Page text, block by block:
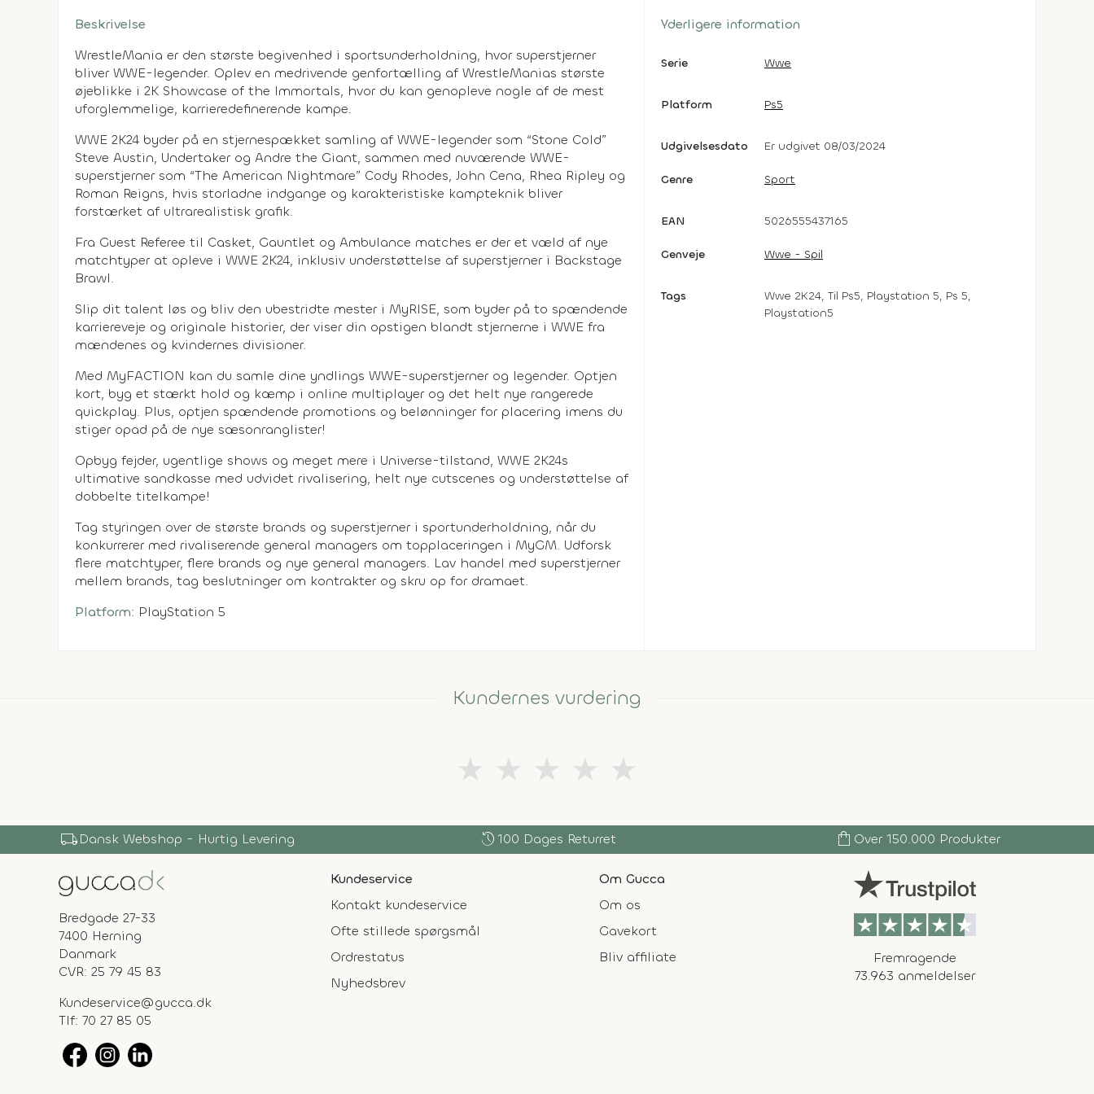
Beskrivelse
WrestleMania er den største begivenhed i sportsunderholdning, hvor superstjerner
bliver WWE-legender. Oplev en medrivende genfortælling af WrestleManias største
øjeblikke i 2K Showcase of the Immortals, hvor du kan genopleve nogle af de mest
uforglemmelige, karrieredefinerende kampe.
WWE 2K24 byder på en stjernespækket samling af WWE-legender som “Stone Cold”
Steve Austin, Undertaker og Andre the Giant, sammen med nuværende WWE-
superstjerner som “The American Nightmare” Cody Rhodes, John Cena, Rhea Ripley og
Roman Reigns, hvis storladne indgange og karakteristiske kampteknik bliver
forstærket af ultrarealistisk grafik.
Fra Guest Referee til Casket, Gauntlet og Ambulance matches er der et væld af nye
matchtyper at opleve i WWE 2K24, inklusiv understøttelse af superstjerner i Backstage
Brawl.
Slip dit talent løs og bliv den ubestridte mester i MyRISE, som byder på to spændende
karriereveje og originale historier, der viser din opstigen blandt stjernerne i WWE fra
mændenes og kvindernes divisioner.
Med MyFACTION kan du samle dine yndlings WWE-superstjerner og legender. Optjen
kort, byg et stærkt hold og kæmp i online multiplayer og det helt nye rangerede
quickplay. Plus, optjen spændende promotions og belønninger for placering imens du
stiger opad på de nye sæsonranglister!
Opbyg fejder, ugentlige shows og meget mere i Universe-tilstand, WWE 2K24s
ultimative sandkasse med udvidet rivalisering, helt nye cutscenes og understøttelse af
dobbelte titelkampe!
Tag styringen over de største brands og superstjerner i sportunderholdning, når du
konkurrerer med rivaliserende general managers om topplaceringen i MyGM. Udforsk
flere matchtyper, flere brands og nye general managers. Lav handel med superstjerner
mellem brands, tag beslutninger om kontrakter og skru op for dramaet.
Platform: PlayStation 5
Yderligere information
Serie Wwe
Platform Ps5
Udgivelsesdato Er udgivet 08/03/2024
Genre Sport
EAN 5026555437165
Genveje Wwe - Spil
Tags
Wwe 2K24, Til Ps5, Playstation 5, Ps 5,
Playstation5
Kundernes vurdering
★ ★ ★ ★ ★
history 100 Dages Returret
local_shippingDansk Webshop - Hurtig Levering shopping_bag Over 150.000 Produkter
Kundeservice
Kontakt kundeservice
Ofte stillede spørgsmål
Ordrestatus
Nyhedsbrev
Om Gucca
Om os
Gavekort
Bliv affiliate
Fremragende
73.963 anmeldelser
Bredgade 27-33
7400 Herning
Danmark
CVR: 25 79 45 83
Kundeservice@gucca.dk
Tlf: 70 27 85 05